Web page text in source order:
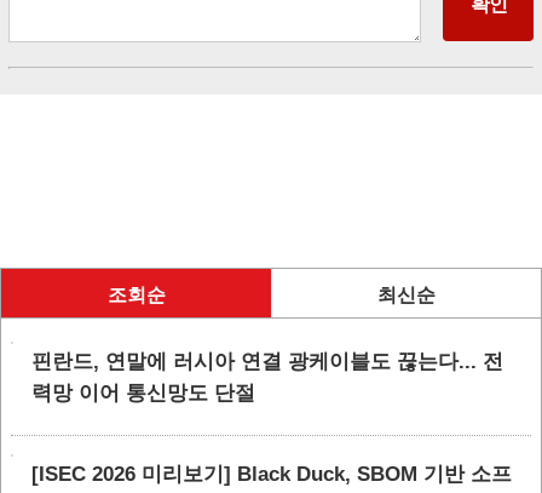
조회순 최신순
핀란드, 연말에 러시아 연결 광케이블도 끊는다... 전
력망 이어 통신망도 단절
[ISEC 2026 미리보기] Black Duck, SBOM 기반 소프